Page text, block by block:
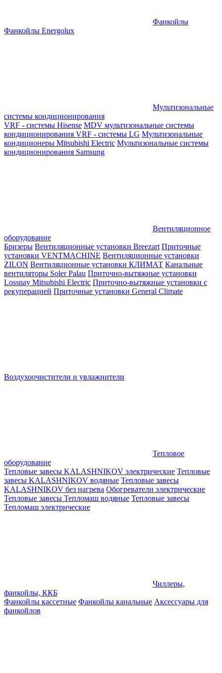
Фанкойлы
Фанкойлы Energolux
Мультизональные
системы кондиционирования
VRF - системы Hisense MDV мультизональные системы
кондиционирования VRF - системы LG Мультизональные
кондиционеры Mitsubishi Electric Мультизональные системы
кондиционирования Samsung
Вентиляционное
оборудование
Бризеры Вентиляционные установки Breezart Приточные
установки VENTMACHINE Вентиляционные установки
ZILON Вентиляционные установки КЛИМАТ Канальные
вентиляторы Soler Palau Приточно-вытяжные установки
Lossnay Mitsubishi Electric Приточно-вытяжные установки с
рекуперацией Приточные установки General Climate
Воздухоочистители и увлажнители
Тепловое
оборудование
Тепловые завесы KALASHNIKOV электрические Тепловые
завесы KALASHNIKOV водяные Тепловые завесы
KALASHNIKOV без нагрева Обогреватели электрические
Тепловые завесы Тепломаш водяные Тепловые завесы
Тепломаш электрические
Чиллеры,
фанкойлы, ККБ
Фанкойлы кассетные Фанкойлы канальные Аксессуары для
фанкойлов